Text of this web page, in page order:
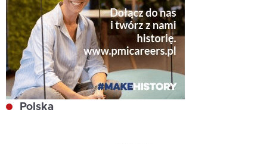
Polska